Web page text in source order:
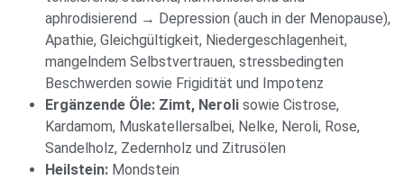
aphrodisierend → Depression (auch in der Menopause),
Apathie, Gleichgültigkeit, Niedergeschlagenheit,
mangelndem Selbstvertrauen, stressbedingten
Beschwerden sowie Frigidität und Impotenz
Ergänzende Öle: Zimt, Neroli sowie Cistrose,
Kardamom, Muskatellersalbei, Nelke, Neroli, Rose,
Sandelholz, Zedernholz und Zitrusölen
Heilstein: Mondstein